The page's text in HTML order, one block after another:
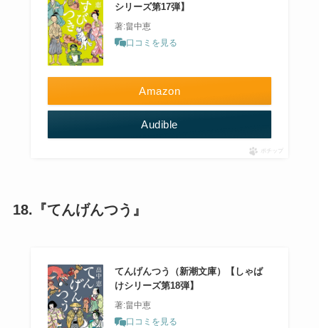
シリーズ第17弾】
著:畠中恵
口コミを見る
Amazon
Audible
ポチップ
18.『てんげんつう』
てんげんつう（新潮文庫）【しゃば
けシリーズ第18弾】
著:畠中恵
口コミを見る